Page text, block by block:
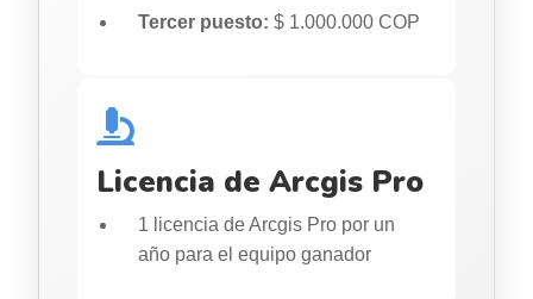
Tercer puesto: $ 1.000.000 COP
Licencia de Arcgis Pro
1 licencia de Arcgis Pro por un
año para el equipo ganador